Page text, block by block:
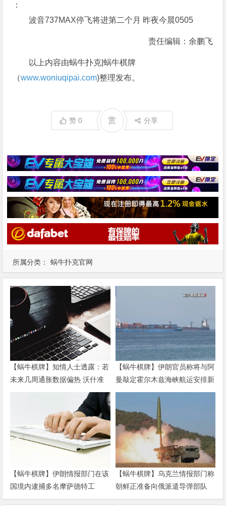
所属分类： 蜗牛扑克官网
：
波音737MAX停飞将进第二个月 昨夜今晨0505
责任编辑：余鹏飞
以上内容由蜗牛扑克|蜗牛棋牌
（www.woniuqipai.com)整理发布。
赞0 赏 分享
【蜗牛棋牌】知情人士透露：若
未来几周通胀数据偏热 沃什准
备好加息
【蜗牛棋牌】伊朗官员称将与阿
曼敲定霍尔木兹海峡航运安排新
协议
【蜗牛棋牌】伊朗情报部门在该
国境内逮捕多名摩萨德特工
【蜗牛棋牌】乌克兰情报部门称
朝鲜正准备向俄派遣导弹部队